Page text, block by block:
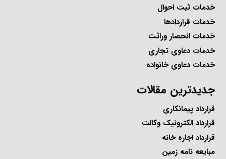
خدمات ثبت احوال
خدمات قراردادها
خدمات انحصار وراثت
خدمات دعاوی تجاری
خدمات دعاوی خانواده
جدیدترین مقالات
قرارداد پیمانکاری
قرارداد الکترونیک وکالت
قرارداد اجاره خانه
مبایعه نامه زمین